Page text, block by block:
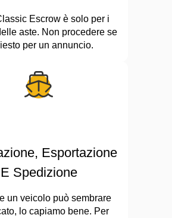
Escrow è solo per i
aste. Non procedere se
per un annuncio.
Esportazione
E Spedizione
un veicolo può sembrare
lo capiamo bene. Per